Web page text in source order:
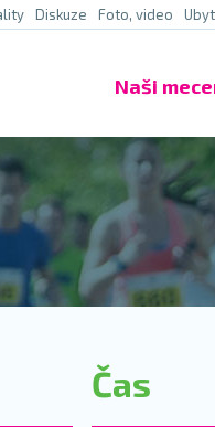
Diskuze Foto, video
Naši
Čas